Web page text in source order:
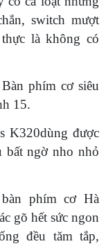
switch mượt
là không có
K320dùng được
bất ngờ nho nhỏ
phím cơ Hà
gõ hết sức ngon
đều tăm tắp,